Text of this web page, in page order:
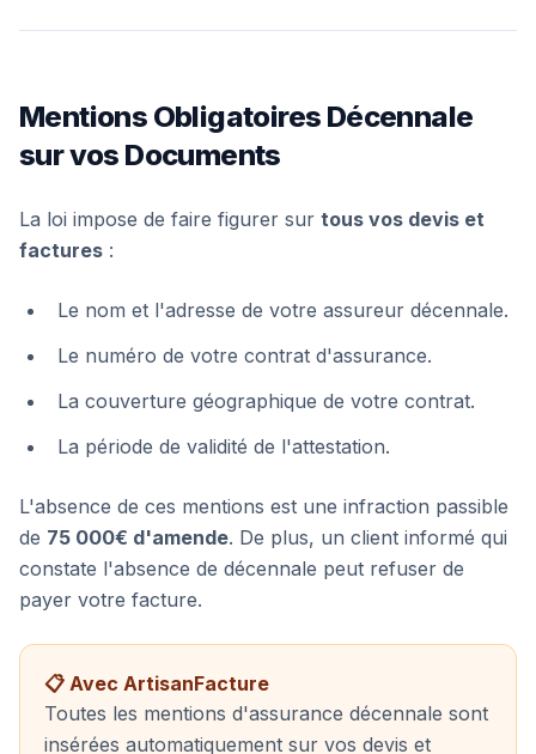
Mentions Obligatoires Décennale
sur vos Documents
La loi impose de faire figurer sur tous vos devis et
factures :
Le nom et l'adresse de votre assureur décennale.
Le numéro de votre contrat d'assurance.
La couverture géographique de votre contrat.
La période de validité de l'attestation.
L'absence de ces mentions est une infraction passible
de 75 000€ d'amende. De plus, un client informé qui
constate l'absence de décennale peut refuser de
payer votre facture.
📋 Avec ArtisanFacture
Toutes les mentions d'assurance décennale sont
insérées automatiquement sur vos devis et